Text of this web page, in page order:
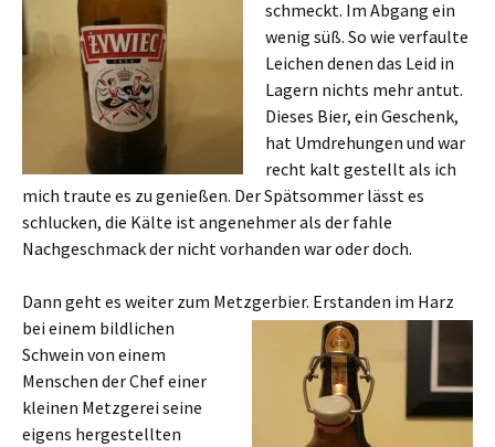
schmeckt. Im Abgang ein
wenig süß. So wie verfaulte
Leichen denen das Leid in
Lagern nichts mehr antut.
Dieses Bier, ein Geschenk,
hat Umdrehungen und war
recht kalt gestellt als ich
mich traute es zu genießen. Der Spätsommer lässt es
schlucken, die Kälte ist angenehmer als der fahle
Nachgeschmack der nicht vorhanden war oder doch.
Dann geht es weiter zum Metzgerbier. Erstanden im Harz
bei einem bildlichen
Schwein von einem
Menschen der Chef einer
kleinen Metzgerei seine
eigens hergestellten